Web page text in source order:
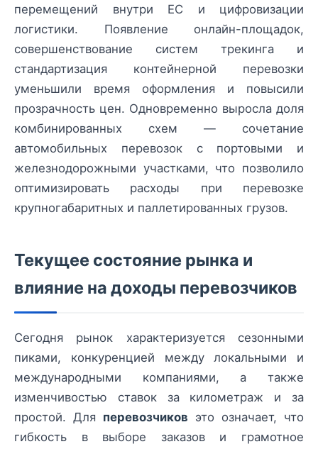
перемещений внутри ЕС и цифровизации
логистики. Появление онлайн-площадок,
совершенствование систем трекинга и
стандартизация контейнерной перевозки
уменьшили время оформления и повысили
прозрачность цен. Одновременно выросла доля
комбинированных схем — сочетание
автомобильных перевозок с портовыми и
железнодорожными участками, что позволило
оптимизировать расходы при перевозке
крупногабаритных и паллетированных грузов.
Текущее состояние рынка и
влияние на доходы перевозчиков
Сегодня рынок характеризуется сезонными
пиками, конкуренцией между локальными и
международными компаниями, а также
изменчивостью ставок за километраж и за
простой. Для перевозчиков это означает, что
гибкость в выборе заказов и грамотное